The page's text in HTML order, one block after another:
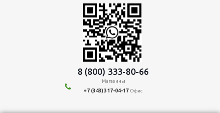
8 (800) 333-80-66
Магазины
+7 (343) 317-04-17 Офис